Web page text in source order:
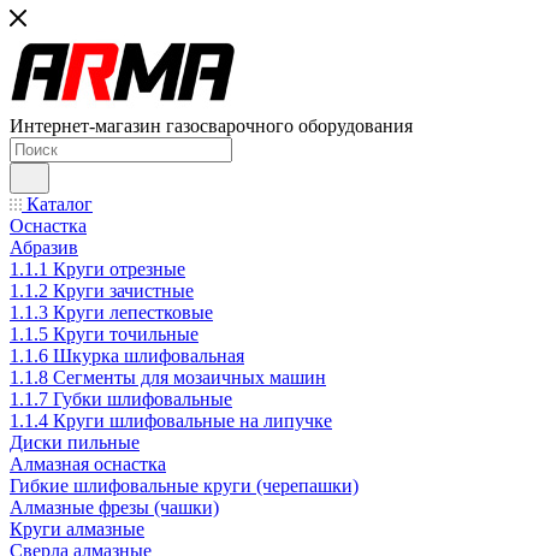
Интернет-магазин газосварочного оборудования
Каталог
Оснастка
Абразив
1.1.1 Круги отрезные
1.1.2 Круги зачистные
1.1.3 Круги лепестковые
1.1.5 Круги точильные
1.1.6 Шкурка шлифовальная
1.1.8 Сегменты для мозаичных машин
1.1.7 Губки шлифовальные
1.1.4 Круги шлифовальные на липучке
Диски пильные
Алмазная оснастка
Гибкие шлифовальные круги (черепашки)
Алмазные фрезы (чашки)
Круги алмазные
Сверла алмазные